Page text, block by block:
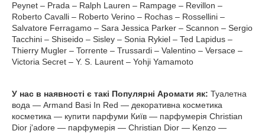
Peynet – Prada – Ralph Lauren – Rampage – Revillon –
Roberto Cavalli – Roberto Verino – Rochas – Rossellini –
Salvatore Ferragamo – Sara Jessica Parker – Scannon – Sergio
Tacchini – Shiseido – Sisley – Sonia Rykiel – Ted Lapidus –
Thierry Mugler – Torrente – Trussardi – Valentino – Versace –
Victoria Secret – Y. S. Laurent – Yohji Yamamoto
У нас в наявності є такі Популярні Аромати як: Туалетна
вода — Armand Basi In Red — декоративна косметика
косметика — купити парфуми Київ — парфумерія Christian
Dior j'adore — парфумерія — Christian Dior — Kenzo —